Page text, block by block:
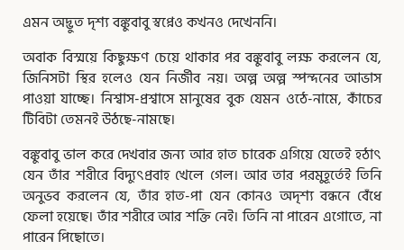
এমন অদ্ভুত দৃশ্য বঙ্কুবাবু স্বপ্নেও কখনও দেখেননি।
অবাক বিস্ময়ে কিছুক্ষণ চেয়ে থাকার পর বঙ্কুবাবু লক্ষ করলেন যে,
জিনিসটা স্থির হলেও যেন নির্জীব নয়। অল্প অল্প স্পন্দনের আভাস
পাওয়া যাচ্ছে। নিশ্বাস-প্রশ্বাসে মানুষের বুক যেমন ওঠে-নামে, কাঁচের
টিবিটা তেমনই উঠছে-নামছে।
বঙ্কুবাবু ভাল করে দেখবার জন্য আর হাত চারেক এগিয়ে যেতেই হঠাৎ
যেন তাঁর শরীরে বিদ্যুৎপ্রবাহ খেলে গেল। আর তার পরমুহূর্তেই তিনি
অনুভব করলেন যে, তাঁর হাত-পা যেন কোনও অদৃশ্য বন্ধনে বেঁধে
ফেলা হয়েছে। তাঁর শরীরে আর শক্তি নেই। তিনি না পারেন এগোতে, না
পারেন পিছোতে।